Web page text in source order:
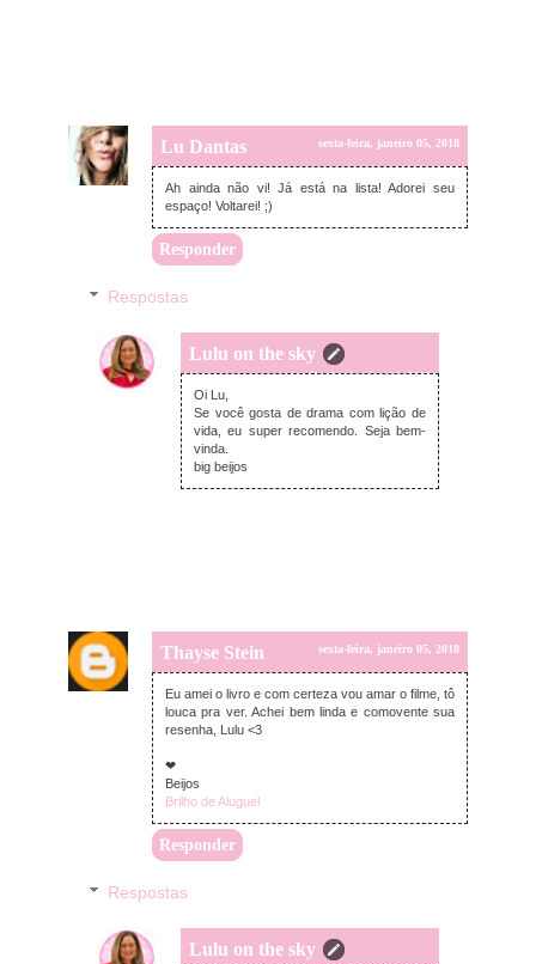
Lu Dantas sexta-feira, janeiro 05, 2018
Ah ainda não vi! Já está na lista! Adorei seu
espaço! Voltarei! ;)
Responder
Respostas
Lulu on the sky
sábado, janeiro 06, 2018
Oi Lu,
Se você gosta de drama com lição de
vida, eu super recomendo. Seja bem-
vinda.
big beijos
Thayse Stein sexta-feira, janeiro 05, 2018
Eu amei o livro e com certeza vou amar o filme, tô
louca pra ver. Achei bem linda e comovente sua
resenha, Lulu <3
❤
Beijos
Brilho de Aluguel
Responder
Respostas
Lulu on the sky